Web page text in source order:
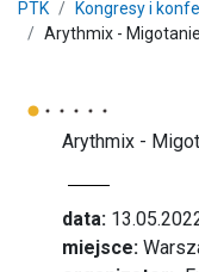
PTK
Kongresy i
Arythmix -
Arythmix -
data:
miejsce: